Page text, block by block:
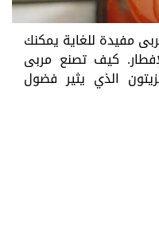
مفيدة للغاية يمكنك
كيف تصنع مربى
الذي يثير فضول